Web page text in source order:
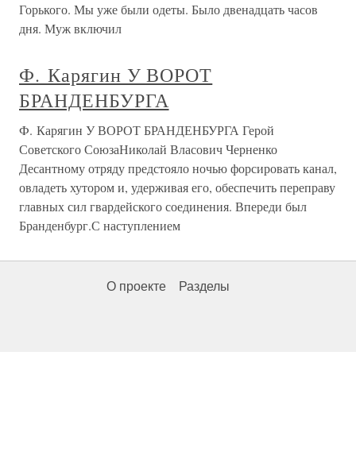
Горького. Мы уже были одеты. Было двенадцать часов
дня. Муж включил
Ф. Карягин У ВОРОТ
БРАНДЕНБУРГА
Ф. Карягин У ВОРОТ БРАНДЕНБУРГА Герой
Советского СоюзаНиколай Власович Черненко
Десантному отряду предстояло ночью форсировать канал,
овладеть хутором и, удерживая его, обеспечить переправу
главных сил гвардейского соединения. Впереди был
Бранденбург.С наступлением
О проекте Разделы